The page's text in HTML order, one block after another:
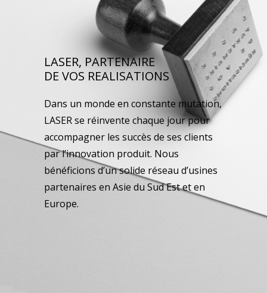
LASER, PARTENAIRE
DE VOS REALISATIONS
Dans un monde en constante mutation,
LASER se réinvente chaque jour pour
accompagner les succès de ses clients
par l’innovation produit. Nous
bénéficions d’un solide réseau d’usines
partenaires en Asie du Sud Est et en
Europe.